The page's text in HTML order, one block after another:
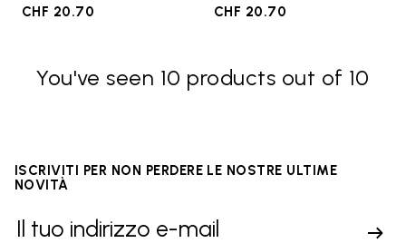
CHF 20.70 CHF 20.70
You've seen 10 products out of 10
ISCRIVITI PER NON PERDERE LE NOSTRE ULTIME
NOVITÀ